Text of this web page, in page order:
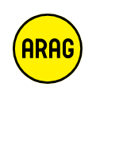
h
e
ta
k
ts
ei
te
e
m
a
p